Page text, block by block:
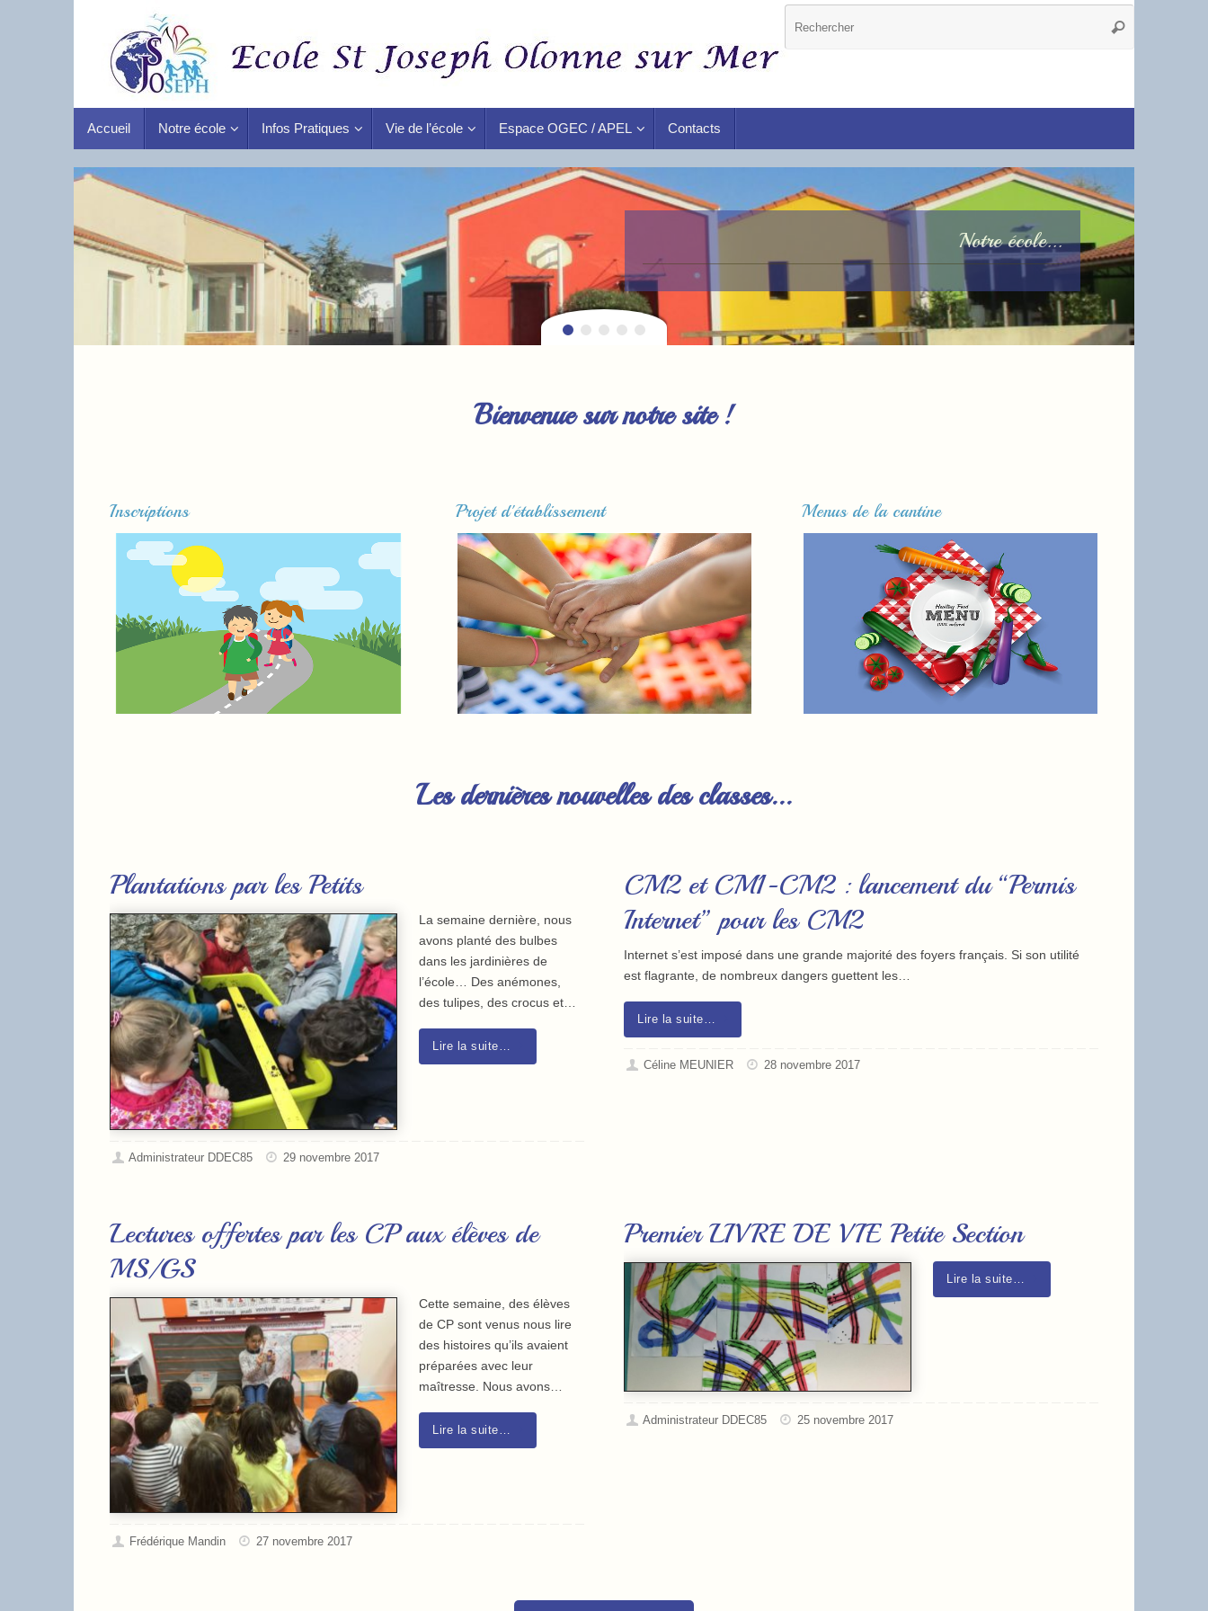
Accueil Notre école Infos Pratiques Vie de l’école Espace OGEC / APEL Contacts
Notre école...
Bienvenue sur notre site !
Inscriptions Projet d'établissement Menus de la cantine
Les dernières nouvelles des classes...
Plantations par les Petits
La semaine dernière, nous
avons planté des bulbes
dans les jardinières de
l’école… Des anémones,
des tulipes, des crocus et…
Lire la suite…
Administrateur DDEC85 29 novembre 2017
CM2 et CM1-CM2 : lancement du “Permis
Internet” pour les CM2
Internet s’est imposé dans une grande majorité des foyers français. Si son utilité
est flagrante, de nombreux dangers guettent les…
Lire la suite…
Céline MEUNIER 28 novembre 2017
Lectures offertes par les CP aux élèves de
MS/GS
Cette semaine, des élèves
de CP sont venus nous lire
des histoires qu’ils avaient
préparées avec leur
maîtresse. Nous avons…
Lire la suite…
Frédérique Mandin 27 novembre 2017
Premier LIVRE DE VIE Petite Section
Lire la suite…
Administrateur DDEC85 25 novembre 2017